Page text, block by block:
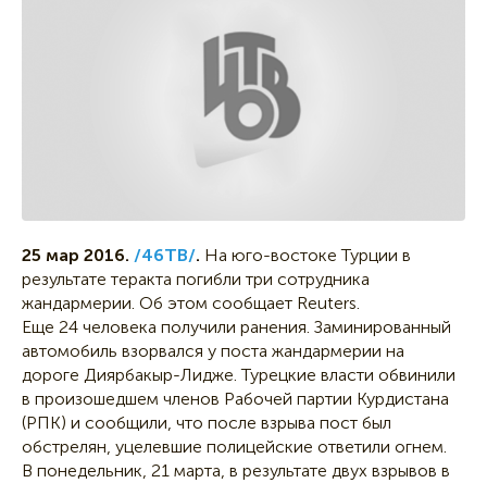
25 мар 2016. /46ТВ/. На юго-востоке Турции в
результате теракта погибли три сотрудника
жандармерии. Об этом сообщает Reuters.
Еще 24 человека получили ранения. Заминированный
автомобиль взорвался у поста жандармерии на
дороге Диярбакыр-Лидже. Турецкие власти обвинили
в произошедшем членов Рабочей партии Курдистана
(РПК) и сообщили, что после взрыва пост был
обстрелян, уцелевшие полицейские ответили огнем.
В понедельник, 21 марта, в результате двух взрывов в